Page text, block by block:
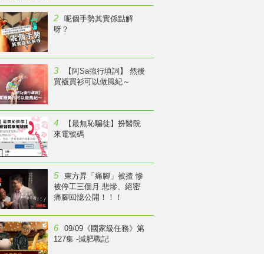
2
呢個手勢其實係點解
呀？
3
【阿Sa強行填詞】 然後
買襪買衫可以做風紀～
4
【最無恥騙徒】扮醫院
來電號碼
5
東方昇「痛腳」被揸 慘
被停工三個月 悲慘、絕密
痛腳回憶公開！！！
6
09/09《國家級任務》第
127集 -減肥戰記